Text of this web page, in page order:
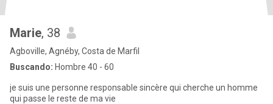
Marie, 38
Agboville, Agnéby, Costa de Marfil
Buscando: Hombre 40 - 60
je suis une personne responsable sincère qui cherche un homme
qui passe le reste de ma vie